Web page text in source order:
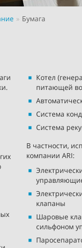
Бумага
Котел
питающей
Система
Система
В частности,
компании ARI:
клапаны
Шаровые
сильфоном